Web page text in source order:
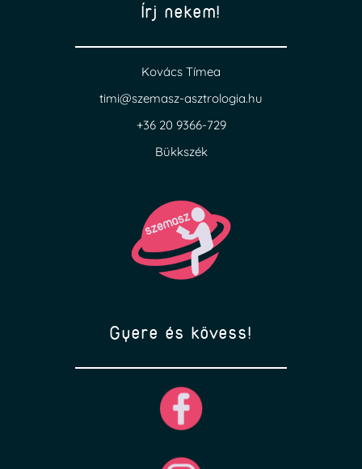
Írj nekem!
Kovács Tímea
timi@szemasz-asztrologia.hu
+36 20 9366-729
Bükkszék
Gyere és kövess!